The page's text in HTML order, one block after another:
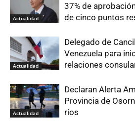
Actualidad
37% de
de cinco puntos
Actualidad
Delegado de
Venezuela para
relaciones
Actualidad
Declaran Alerta
Provincia de
ríos